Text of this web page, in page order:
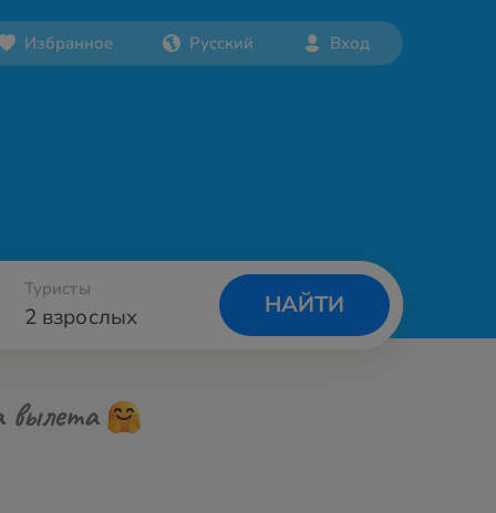
Избранное Русский Вход
2 взрослых
Туристы
НАЙТИ
вылета